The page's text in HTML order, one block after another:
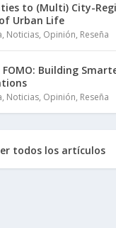
to (Multi) City-
Urban Life
, Noticias, Opinión, Reseña
FOMO: Building
, Noticias, Opinión, Reseña
todos los artículos